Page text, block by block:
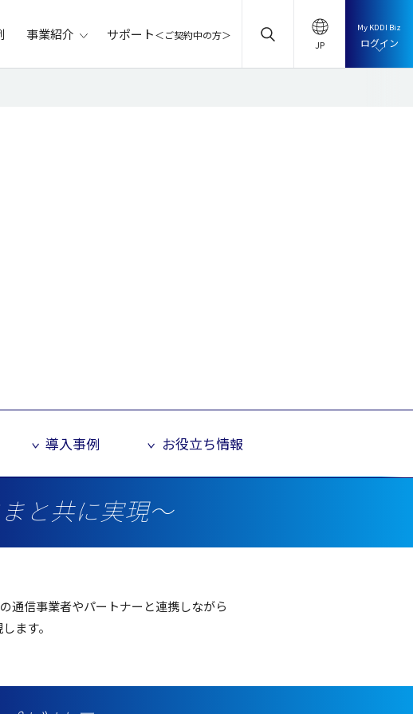
事業紹介 サポート＜ご契約中の方＞
My KDDI Biz
ログイン
導入事例 お役立ち情報
と共に実現～
の通信事業者やパートナー と連携しながら
します。